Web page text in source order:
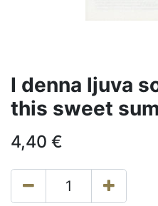
I denna ljuva
this sweet
4,40 €